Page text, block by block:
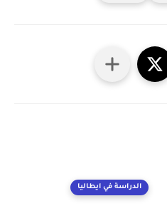
الدراسة في ايطاليا